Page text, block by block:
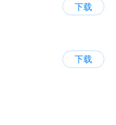
下载
下载